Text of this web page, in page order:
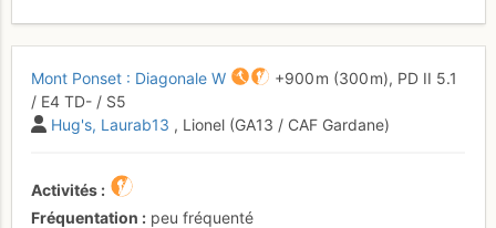
Mont Ponset : Diagonale W +900 m (300 m), PD II 5.1
/ E4 TD- / S5
Hug's Laurab13 , Lionel (GA13 / CAF Gardane)
Activités
Fréquentation
peu fréquenté